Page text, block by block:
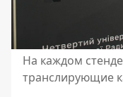
На каждом
транслирующие